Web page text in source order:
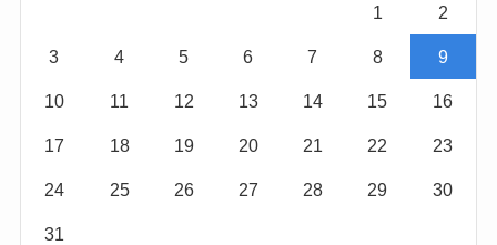
1 2
3 4 5 6 7 8 9
10 11 12 13 14 15 16
17 18 19 20 21 22 23
24 25 26 27 28 29 30
31